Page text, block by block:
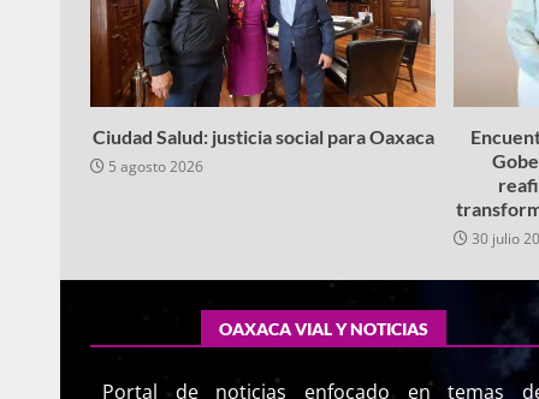
Ciudad Salud: justicia social para Oaxaca
5 agosto 2026
30 julio
OAXACA VIAL Y NOTICIAS
Portal de noticias enfocado en temas